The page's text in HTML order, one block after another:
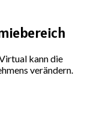
kann die
verändern.